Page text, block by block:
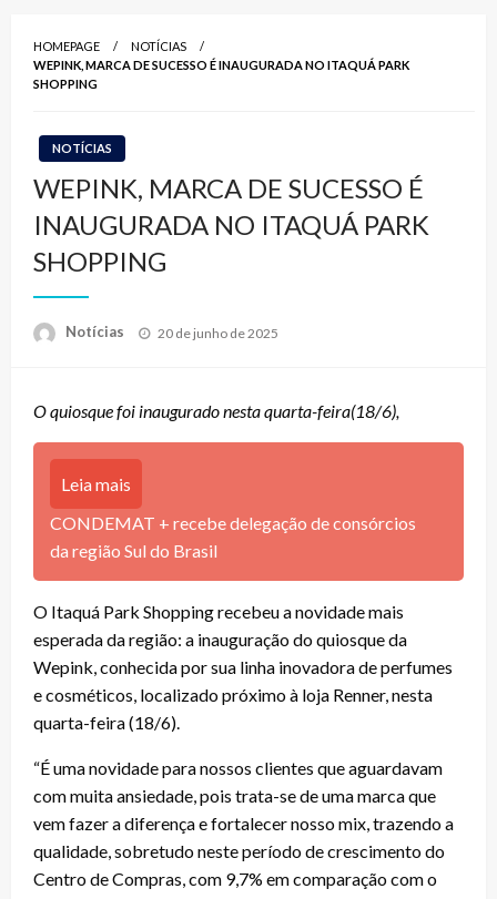
HOMEPAGE
NOTÍCIAS
WEPINK, MARCA DE SUCESSO É INAUGURADA NO ITAQUÁ PARK
SHOPPING
NOTÍCIAS
WEPINK, MARCA DE SUCESSO É
INAUGURADA NO ITAQUÁ PARK
SHOPPING
Notícias
Posted
20 de junho de 2025
O quiosque foi inaugurado nesta quarta-feira(18/6),
Leia mais
CONDEMAT + recebe delegação de consórcios
da região Sul do Brasil
O Itaquá Park Shopping recebeu a novidade mais
esperada da região: a inauguração do quiosque da
Wepink, conhecida por sua linha inovadora de perfumes
e cosméticos, localizado próximo à loja Renner, nesta
quarta-feira (18/6).
“É uma novidade para nossos clientes que aguardavam
com muita ansiedade, pois trata-se de uma marca que
vem fazer a diferença e fortalecer nosso mix, trazendo a
qualidade, sobretudo neste período de crescimento do
Centro de Compras, com 9,7% em comparação com o